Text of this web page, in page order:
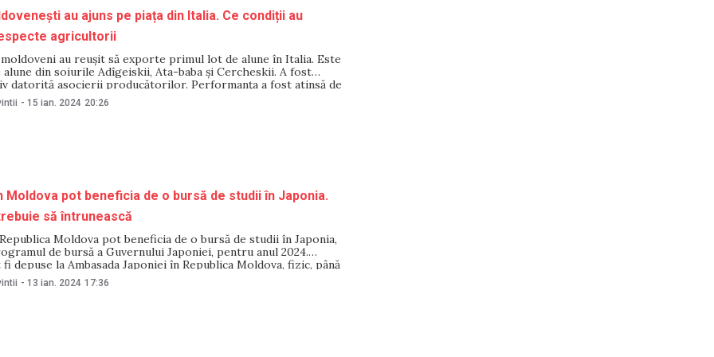
au ajuns pe piața din Italia. Ce condiții au
agricultorii
au reușit să exporte primul lot de alune în Italia. Este
din soiurile Adîgeiskii, Ata-baba și Cercheskii. A fost
datorită asocierii producătorilor. Performanța a fost atinsă de
au reușit să respecte cerințele cumpărătorului și să livreze
- 15 ian. 2024 20:26
Moldova pot beneficia de o bursă de studii în Japonia.
să întrunească
Moldova pot beneficia de o bursă de studii în Japonia,
de bursă a Guvernului Japoniei, pentru anul 2024.
depuse la Ambasada Japoniei în Republica Moldova, fizic, până
2024, scrie IPN. Potrivit regulamentului, solicitanții trebuie să
- 13 ian. 2024 17:36